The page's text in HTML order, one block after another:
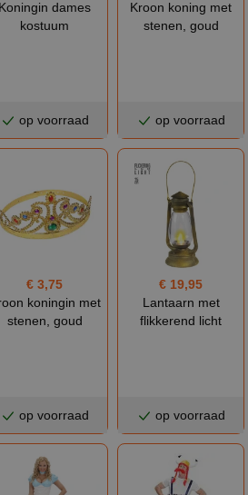
Koningin dames
kostuum
op voorraad
Kroon koning met
stenen, goud
op voorraad
€ 3,75
koningin met
stenen, goud
op voorraad
€ 19,95
Lantaarn met
flikkerend licht
op voorraad